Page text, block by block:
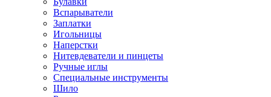
Вспарыватели
Заплатки
Игольницы
Наперстки
Нитевдеватели и пинцеты
Ручные иглы
Специальные инструменты
Шило